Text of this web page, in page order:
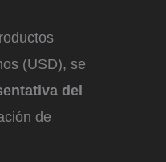
(USD), se
del
de